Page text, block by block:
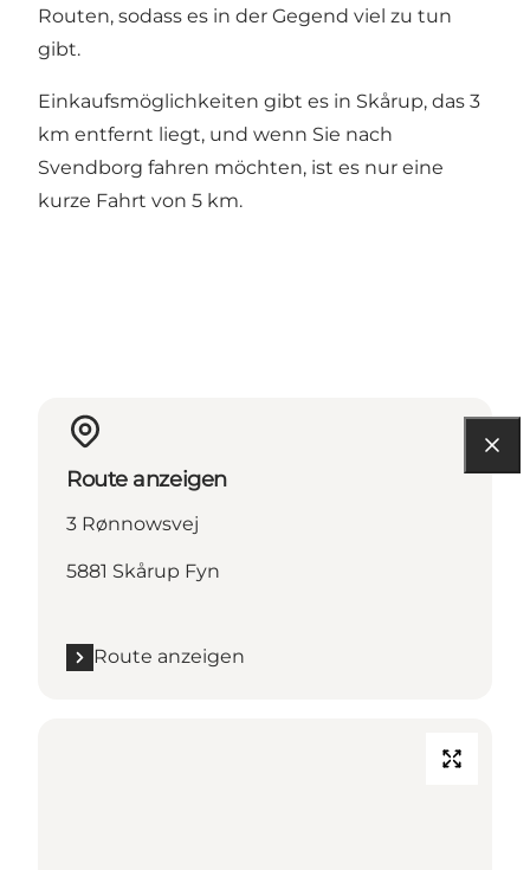
Routen, sodass es in der Gegend viel zu tun
gibt.
Einkaufsmöglichkeiten gibt es in Skårup, das 3
km entfernt liegt, und wenn Sie nach
Svendborg fahren möchten, ist es nur eine
kurze Fahrt von 5 km.
Route anzeigen
3 Rønnowsvej
5881 Skårup Fyn
Route anzeigen